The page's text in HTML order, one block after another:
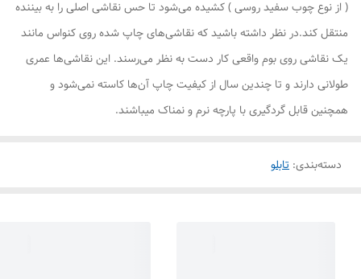
( از نوع چوب سفید روسی ) کشیده می‌شود تا حس نقاشی اصلی را به بیننده
منتقل کند.در نظر داشته باشید که نقاشی‌های چاپ شده روی کنواس مانند
یک نقاشی روی بوم واقعی کار دست به نظر می‌رسند. این نقاشی‌ها عمری
طولانی دارند و تا چندین سال از کیفیت چاپ آن‌ها کاسته نمی‌شود و
همچنین قابل گردگیری با پارچه نرم و نمناک میباشند.
دسته‌بندی: تابلو